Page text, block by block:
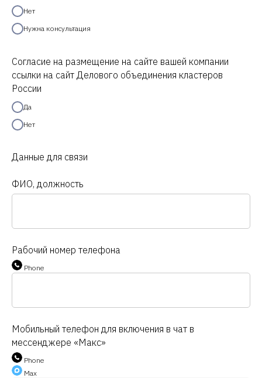
Нет
Нужна консультация
Согласие на размещение на сайте вашей компании
ссылки на сайт Делового объединения кластеров
России
Да
Нет
Данные для связи
ФИО, должность
Рабочий номер телефона
Phone
Мобильный телефон для включения в чат в
мессенджере «Макс»
Phone
Max